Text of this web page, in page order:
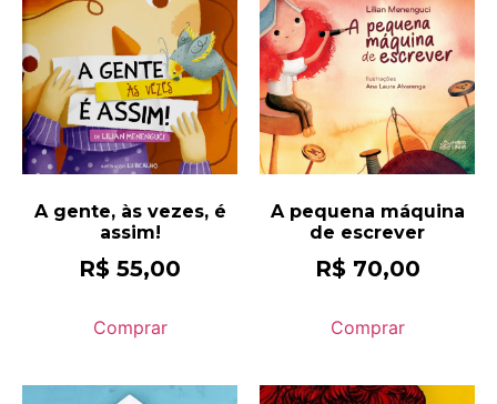
A gente, às vezes, é
assim!
R$ 55,00
Comprar
A pequena máquina
de escrever
R$70,00
Comprar